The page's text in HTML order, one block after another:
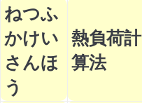
ねつふ
かけい
さんほ
う
熱負荷計
算法